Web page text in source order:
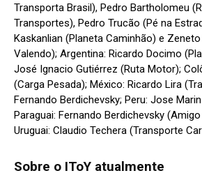
Transporta Brasil), Pedro Bartholomeu
Transportes), Pedro Trucão (Pé na
Kaskanlian (Planeta Caminhão) e
Valendo); Argentina: Ricardo Docimo
José Ignacio Gutiérrez (Ruta Motor);
(Carga Pesada); México: Ricardo Lira
Fernando Berdichevsky; Peru: Jose
Paraguai: Fernando Berdichevsky
Uruguai: Claudio Techera (Transporte
Sobre o IToY atualmente